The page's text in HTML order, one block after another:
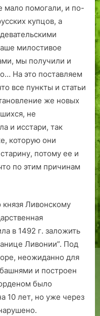
мало помогали, и по-
купцов, а
милостивое
мы получили и
На это поставляем
все пункты и статьи
же новых
не
и исстари, так
которую они
потому ее и
по этим причинам
князя Ливонскому
в 1492 г. заложить
Ливонии”. Под
неожиданно для
и построен
было
10 лет, но уже через